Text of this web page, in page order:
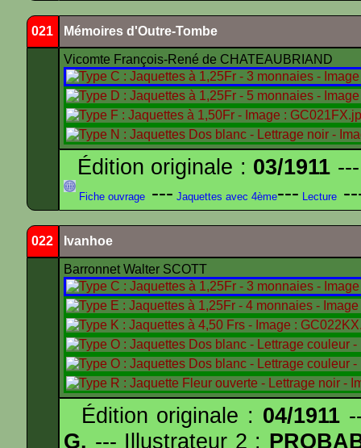
021 Mémoires d'Outre-Tombe
Vicomte François-René de CHATEAUBRIAND
Édition originale : 03/1911
Fiche ouvrage --- Jaquettes avec 4ème--- Lecture
022 Ivanhoe
Barronnet Walter SCOTT
Édition originale : 04/1911
G. --- Illustrateur 2 :